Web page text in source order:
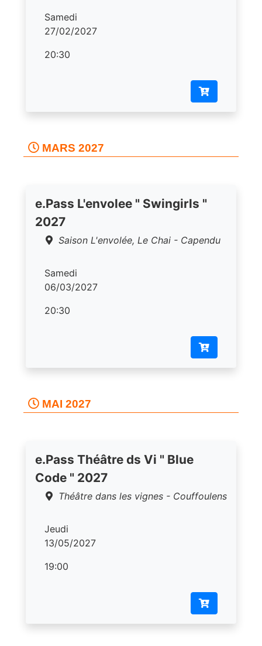
Samedi
27/02/2027
20:30
MARS 2027
e.Pass L'envolee " Swingirls "
2027
Saison L'envolée, Le Chai - Capendu
Samedi
06/03/2027
20:30
MAI 2027
e.Pass Théâtre ds Vi " Blue
Code " 2027
Théâtre dans les vignes - Couffoulens
Jeudi
13/05/2027
19:00